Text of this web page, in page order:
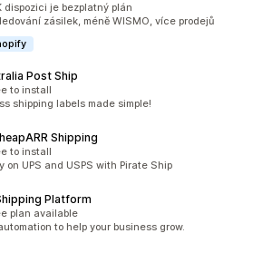
2855
dispozici je bezplatný plán
zásilek, méně WISMO, více prodejů
Post Ship
793
to install
shipping labels made simple!
Shipping
159
to install
on UPS and USPS with Pirate Ship
Platform
477
plan available
to help your business grow.